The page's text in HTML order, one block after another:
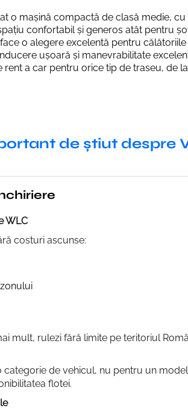
o mașină compactă de clasă medie,
confortabil și generos atât pentru
o alegere excelentă pentru
ușoară și manevrabilitate
rent a car pentru orice tip de traseu, de
de știut despre
WLC
costuri ascunse:
mult, rulezi fără limite pe teritoriul
categorie de vehicul, nu pentru un
flotei.